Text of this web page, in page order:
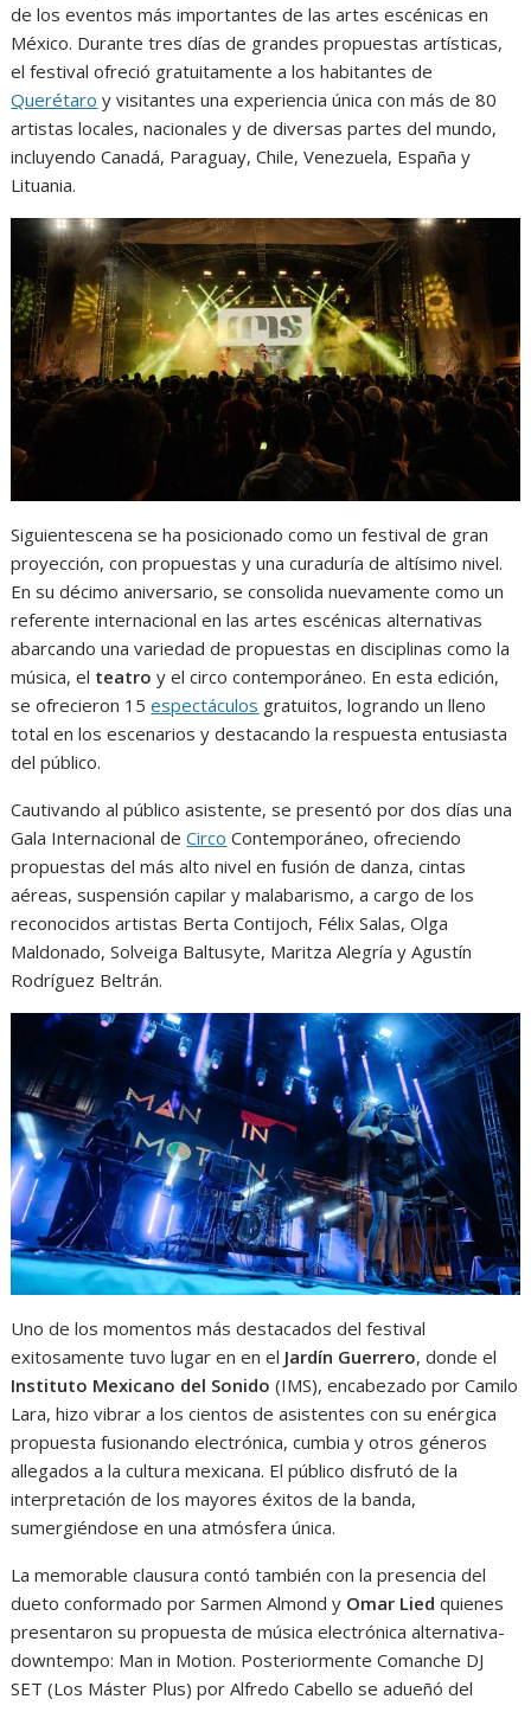
de los eventos más importantes de las artes escénicas en
México. Durante tres días de grandes propuestas artísticas,
el festival ofreció gratuitamente a los habitantes de
Querétaro y visitantes una experiencia única con más de 80
artistas locales, nacionales y de diversas partes del mundo,
incluyendo Canadá, Paraguay, Chile, Venezuela, España y
Lituania.
Siguientescena se ha posicionado como un festival de gran
proyección, con propuestas y una curaduría de altísimo nivel.
En su décimo aniversario, se consolida nuevamente como un
referente internacional en las artes escénicas alternativas
abarcando una variedad de propuestas en disciplinas como la
música, el teatro y el circo contemporáneo. En esta edición,
se ofrecieron 15espectáculos gratuitos, logrando un lleno
total en los escenarios y destacando la respuesta entusiasta
del público.
Cautivando al público asistente, se presentó por dos días una
Gala Internacional deCirco Contemporáneo, ofreciendo
propuestas del más alto nivel en fusión de danza, cintas
aéreas, suspensión capilar y malabarismo, a cargo de los
reconocidos artistas Berta Contijoch, Félix Salas, Olga
Maldonado, Solveiga Baltusyte, Maritza Alegría y Agustín
Rodríguez Beltrán.
Uno de los momentos más destacados del festival
exitosamente tuvo lugar en en el Jardín Guerrero, donde el
Instituto Mexicano del Sonido (IMS), encabezado por Camilo
Lara, hizo vibrar a los cientos de asistentes con su enérgica
propuesta fusionando electrónica, cumbia y otros géneros
allegados a la cultura mexicana. El público disfrutó de la
interpretación de los mayores éxitos de la banda,
sumergiéndose en una atmósfera única.
La memorable clausura contó también con la presencia del
dueto conformado por Sarmen Almond y Omar Lied quienes
presentaron su propuesta de música electrónica alternativa-
downtempo: Man in Motion. Posteriormente Comanche DJ
SET (Los Máster Plus) por Alfredo Cabello se adueñó del